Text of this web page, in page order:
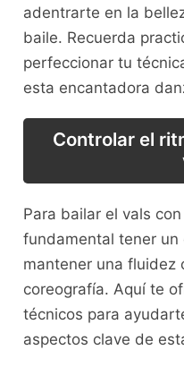
‌adentrarte en la
baile. ⁣Recuerda
perfeccionar tu
esta encantadora
Controlar el
Para bailar el ‍vals
fundamental tener
mantener una ​fluidez
coreografía. Aquí te
técnicos ⁤para
aspectos clave de⁤